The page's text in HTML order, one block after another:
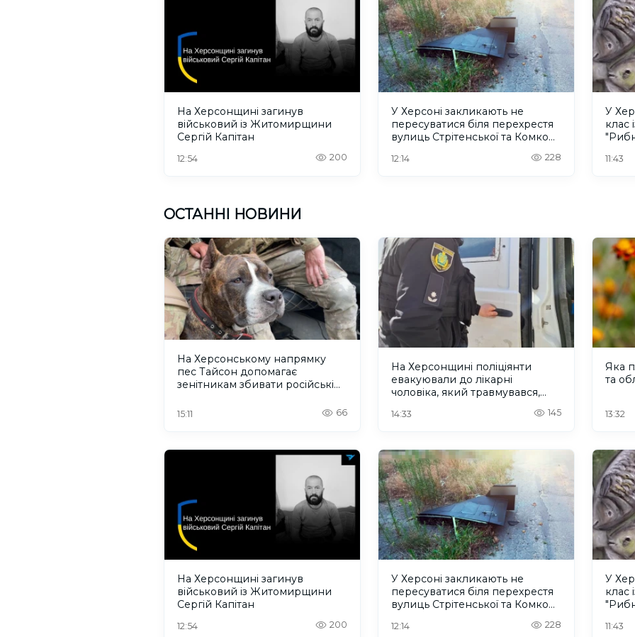
На Херсонщині загинув
військовий із Житомирщини
Сергій Капітан
12:54 200
У Херсоні закликають не
пересуватися біля перехрестя
вулиць Стрітенської та Комкова
12:14 228
У
клас
11:43
ОСТАННІ НОВИНИ
На Херсонському напрямку
пес Тайсон допомагає
зенітникам збивати російські
15:11 66
На Херсонщині поліціянти
евакуювали до лікарні
чоловіка, який травмувався,
14:33 145
Яка
та
13:32
На Херсонщині загинув
військовий із Житомирщини
Сергій Капітан
12:54 200
У Херсоні закликають не
пересуватися біля перехрестя
вулиць Стрітенської та Комкова
12:14 228
У
клас
11:43